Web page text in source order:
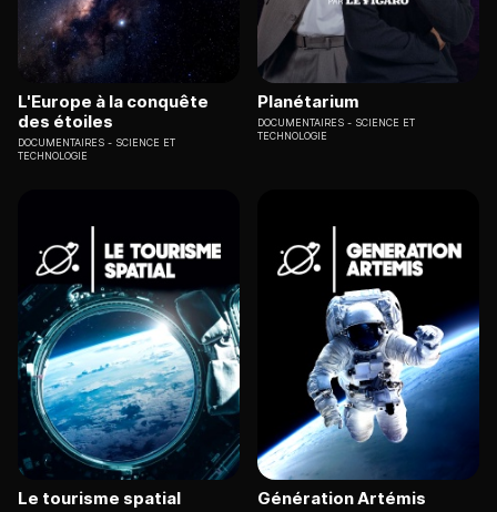
L'Europe à la conquête
des étoiles
DOCUMENTAIRES
SCIENCE ET
TECHNOLOGIE
Planétarium
DOCUMENTAIRES
SCIENCE ET
TECHNOLOGIE
Le tourisme spatial Génération Artémis